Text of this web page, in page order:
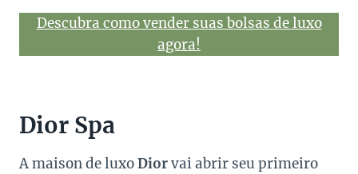
Descubra como vender suas bolsas de luxo
agora!
Dior Spa
A maison de luxoDiorvai abrir seu primeiro